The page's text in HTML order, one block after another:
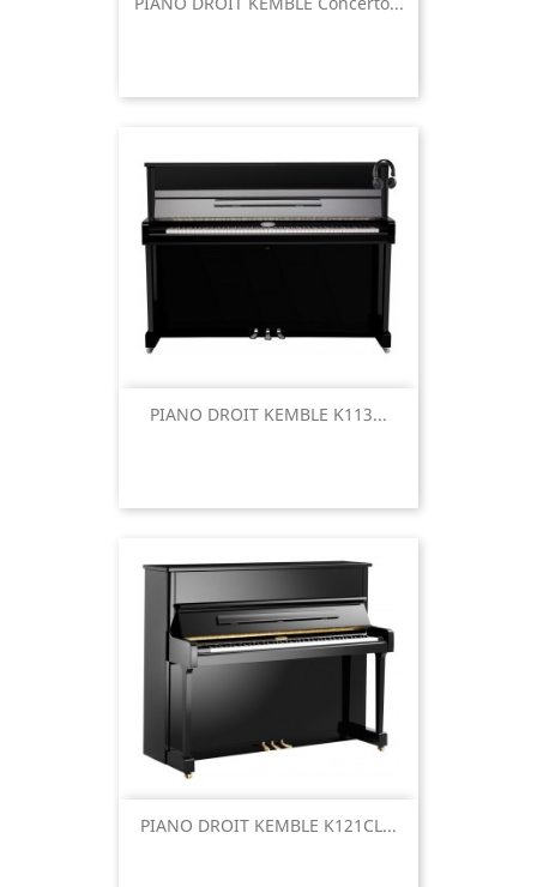
PIANO DROIT KEMBLE K113...
PIANO DROIT KEMBLE K121CL...